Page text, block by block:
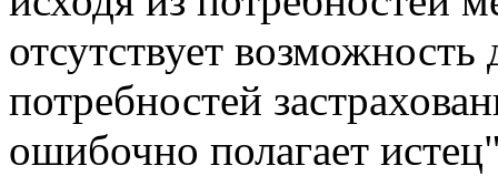
отсутствует
потребностей
ошибочно полагает